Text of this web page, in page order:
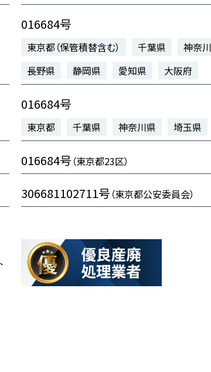
016684号
東京都（保管積替含む） 千葉県 神奈
長野県
静岡県 愛知県 大阪府
016684号
東京都 千葉県 神奈川県 埼玉県
016684号 （東京都23区）
306681102711号 （東京都公安委員会）